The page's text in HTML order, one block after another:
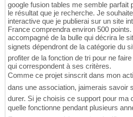
google fusion tables me semble parfait
le résultat que je recherche. Je
interactive que je publierai sur un site
France comprendra environ 500
accompagné de la bulle qui décrira le
signets dépendront de la catégorie du
profiter de la fonction de tri pour ne
qui correspondent à ses critères.
Comme ce projet sinscrit dans mon
dans une association, jaimerais savoir
durer. Si je choisis ce support pour ma
quelle fonctionne pendant plusieurs